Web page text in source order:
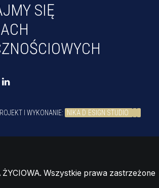
SIĘ
I WYKONANIE: NIKA D ESIGN STUDIO
ŻYCIOWA. Wszystkie prawa zastrzeżone